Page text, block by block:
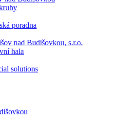
poradna
nad Budišovkou, s.r.o.
hala
solutions